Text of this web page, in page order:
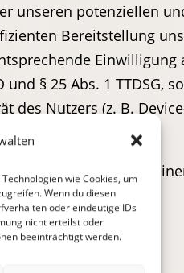
wie Cookies, um
Wenn du diesen
oder eindeutige IDs
nicht erteilst oder
beeinträchtigt werden.
unseren potenziellen
Bereitstellung
§ 25 Abs. 1 TTDSG,
des Nutzers (z. B.
dies zur Erfüllung